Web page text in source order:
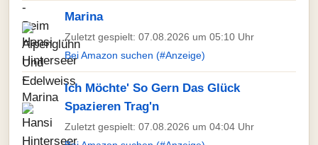
Marina
Zuletzt gespielt: 07.08.2026 um 05:10 Uhr
Bei Amazon suchen (#Anzeige)
Ich Möchte' So Gern Das Glück
Spazieren Trag'n
Zuletzt gespielt: 07.08.2026 um 04:04 Uhr